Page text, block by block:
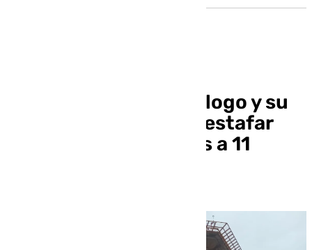
Detenidos un odontólogo y su
pareja en Málaga por estafar
más de 219.000 euros a 11